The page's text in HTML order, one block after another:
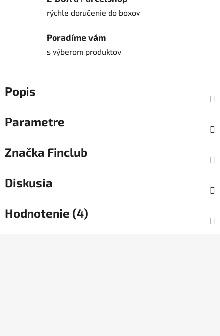
rýchle doručenie do boxov
Poradíme vám
s výberom produktov
Popis
Parametre
Značka Finclub
Diskusia
Hodnotenie (4)